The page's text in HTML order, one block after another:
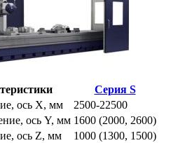
Серия S
ось Х, мм
2500-22500
ось Y, мм 1600 (2000, 2600)
ось Z, мм
1000 (1300, 1500)